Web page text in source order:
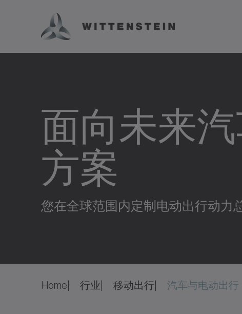
面向未来
方案
您在全球范围内定制电动出行动
Home 行业 移动出行 汽车与电动出行